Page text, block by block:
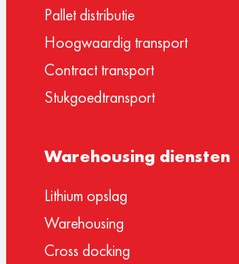
Pallet distributie
Hoogwaardig transport
Contract transport
Stukgoedtransport
Warehousing diensten
Lithium opslag
Warehousing
Cross docking